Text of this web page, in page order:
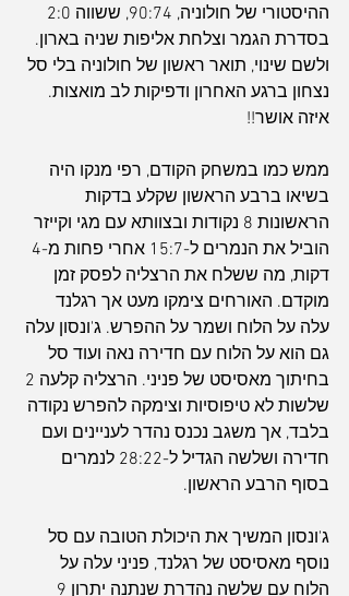
בסדרת הגמר וצלחת אליפות שניה בארון.
ולשם שינוי, תואר ראשון של חולוניה בלי סל
נצחון ברגע האחרון ודפיקות לב מואצות.
איזה אושר!!
ממש כמו במשחק הקודם, רפי מנקו היה
בשיאו ברבע הראשון שקלע בדקות
הראשונות 8 נקודות ובצוותא עם מגי וקייזר
דקות, מה ששלח את הרצליה לפסק זמן
מוקדם. האורחים צימקו מעט אך רגלנד
עלה על הלוח ושמר על ההפרש. ג'ונסון עלה
גם הוא על הלוח עם חדירה נאה ועוד סל
שלשות לא טיפוסיות וצימקה להפרש נקודה
בלבד, אך משגב נכנס נהדר לעניינים ועם
חדירה ושלשה הגדיל ל-28:22 לנמרים
בסוף הרבע הראשון.
ג'ונסון המשיך את היכולת הטובה עם סל
נוסף מאסיסט של רגלנד, פניני עלה על